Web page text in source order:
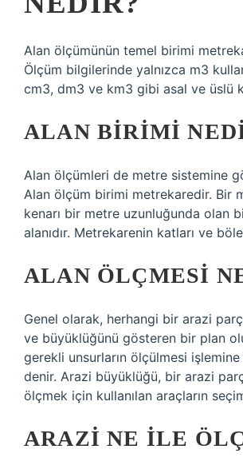
Alan ölçümünün temel birimi
Ölçüm bilgilerinde yalnızca m3
cm3, dm3 ve km3 gibi asal ve üslü
ALAN BIRIMI
Alan ölçümleri de metre sistemine
Alan ölçüm birimi metrekaredir. Bir
kenarı bir metre uzunluğunda olan
alanıdır. Metrekarenin katları ve
ALAN ÖLÇMESI
Genel olarak, herhangi bir arazi
ve büyüklüğünü gösteren bir plan
gerekli unsurların ölçülmesi işlemine
denir. Arazi büyüklüğü, bir arazi
ölçmek için kullanılan araçların
ARAZI NE ILE